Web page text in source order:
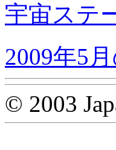
宇宙ステ
2009年5
© 2003